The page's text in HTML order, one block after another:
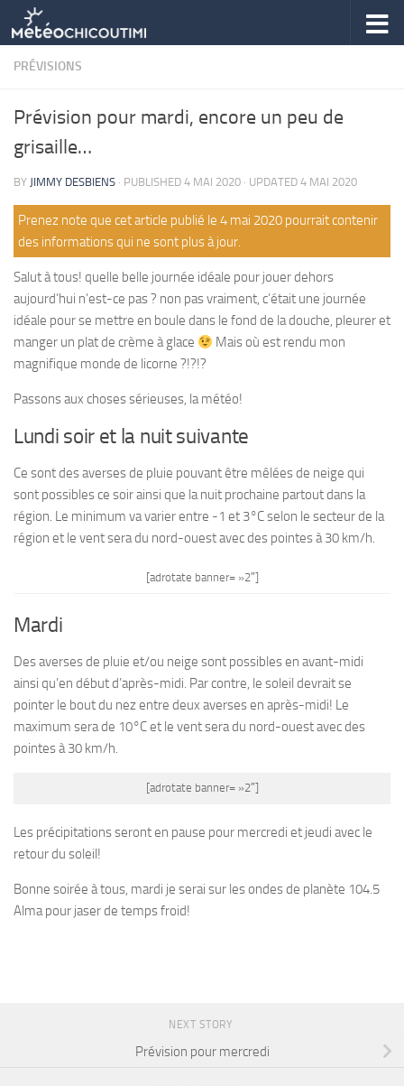
Skip to content
PRÉVISIONS
Prévision pour mardi, encore un peu de
grisaille…
BY JIMMY DESBIENS · PUBLISHED 4 MAI 2020 · UPDATED 4 MAI 2020
Prenez note que cet article publié le 4 mai 2020 pourrait contenir
des informations qui ne sont plus à jour.
Salut à tous! quelle belle journée idéale pour jouer dehors
aujourd’hui n’est-ce pas ? non pas vraiment, c’était une journée
idéale pour se mettre en boule dans le fond de la douche, pleurer et
manger un plat de crème à glace
Mais où est rendu mon
magnifique monde de licorne ?!?!?
Passons aux choses sérieuses, la météo!
Lundi soir et la nuit suivante
Ce sont des averses de pluie pouvant être mêlées de neige qui
sont possibles ce soir ainsi que la nuit prochaine partout dans la
région. Le minimum va varier entre -1 et 3°C selon le secteur de la
région et le vent sera du nord-ouest avec des pointes à 30 km/h.
[adrotate banner= »2″]
Mardi
Des averses de pluie et/ou neige sont possibles en avant-midi
ainsi qu’en début d’après-midi. Par contre, le soleil devrait se
pointer le bout du nez entre deux averses en après-midi! Le
maximum sera de 10°C et le vent sera du nord-ouest avec des
pointes à 30 km/h.
[adrotate banner= »2″]
Les précipitations seront en pause pour mercredi et jeudi avec le
retour du soleil!
Bonne soirée à tous, mardi je serai sur les ondes de planète 104.5
Alma pour jaser de temps froid!
NEXT STORY
Prévision pour mercredi